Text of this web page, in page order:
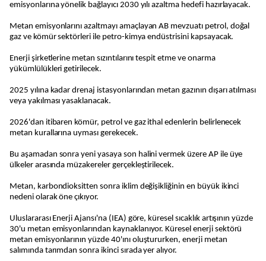
emisyonlarına yönelik bağlayıcı 2030 yılı azaltma hedefi hazırlayacak.
Metan emisyonlarını azaltmayı amaçlayan AB mevzuatı petrol, doğal
gaz ve kömür sektörleri ile petro-kimya endüstrisini kapsayacak.
Enerji şirketlerine metan sızıntılarını tespit etme ve onarma
yükümlülükleri getirilecek.
2025 yılına kadar drenaj istasyonlarından metan gazının dışarı atılması
veya yakılması yasaklanacak.
2026'dan itibaren kömür, petrol ve gaz ithal edenlerin belirlenecek
metan kurallarına uyması gerekecek.
Bu aşamadan sonra yeni yasaya son halini vermek üzere AP ile üye
ülkeler arasında müzakereler gerçekleştirilecek.
Metan, karbondioksitten sonra iklim değişikliğinin en büyük ikinci
nedeni olarak öne çıkıyor.
Uluslararası Enerji Ajansı'na (IEA) göre, küresel sıcaklık artışının yüzde
30'u metan emisyonlarından kaynaklanıyor. Küresel enerji sektörü
metan emisyonlarının yüzde 40'ını oluştururken, enerji metan
salımında tarımdan sonra ikinci sırada yer alıyor.